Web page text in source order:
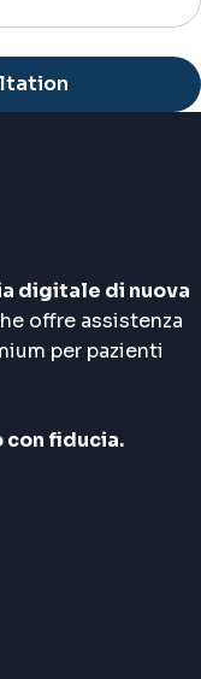
digitale di nuova
offre assistenza
per pazienti
con fiducia.